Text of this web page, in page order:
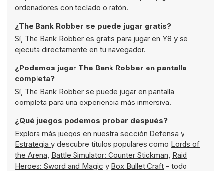
ordenadores con teclado o ratón.
¿The Bank Robber se puede jugar gratis?
Sí, The Bank Robber es gratis para jugar en Y8 y se
ejecuta directamente en tu navegador.
¿Podemos jugar The Bank Robber en pantalla
completa?
Sí, The Bank Robber se puede jugar en pantalla
completa para una experiencia más inmersiva.
¿Qué juegos podemos probar después?
Explora más juegos en nuestra sección Defensa y
Estrategia y descubre títulos populares como Lords of
the Arena, Battle Simulator: Counter Stickman, Raid
Heroes: Sword and Magic y Box Bullet Craft - todo